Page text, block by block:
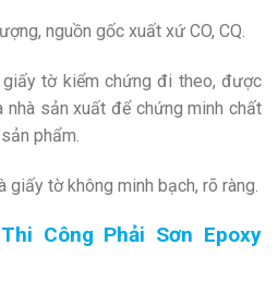
nguồn gốc xuất xứ CO, CQ.
tờ kiểm chứng đi theo, được
sản xuất để chứng minh chất
phẩm.
giấy tờ không minh bạch, rõ ràng.
Công Phải Sơn Epoxy